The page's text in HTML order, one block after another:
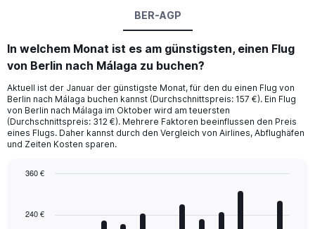
BER-AGP
In welchem Monat ist es am günstigsten, einen Flug
von Berlin nach Málaga zu buchen?
Aktuell ist der Januar der günstigste Monat, für den du einen Flug von
Berlin nach Málaga buchen kannst (Durchschnittspreis: 157 €). Ein Flug
von Berlin nach Málaga im Oktober wird am teuersten
(Durchschnittspreis: 312 €). Mehrere Faktoren beeinflussen den Preis
eines Flugs. Daher kannst durch den Vergleich von Airlines, Abflughäfen
und Zeiten Kosten sparen.
with
240 €
360 €